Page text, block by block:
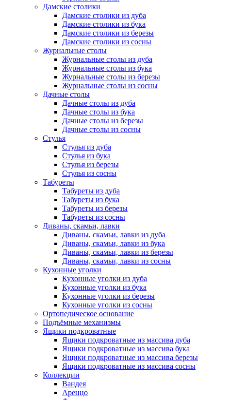
Дамские столики
Дамские столики из дуба
Дамские столики из бука
Дамские столики из березы
Дамские столики из сосны
Журнальные столы
Журнальные столы из дуба
Журнальные столы из бука
Журнальные столы из березы
Журнальные столы из сосны
Дачные столы
Дачные столы из дуба
Дачные столы из бука
Дачные столы из березы
Дачные столы из сосны
Стулья
Стулья из дуба
Стулья из бука
Стулья из березы
Стулья из сосны
Табуреты
Табуреты из дуба
Табуреты из бука
Табуреты из березы
Табуреты из сосны
Диваны, скамьи, лавки
Диваны, скамьи, лавки из дуба
Диваны, скамьи, лавки из бука
Диваны, скамьи, лавки из березы
Диваны, скамьи, лавки из сосны
Кухонные уголки
Кухонные уголки из дуба
Кухонные уголки из бука
Кухонные уголки из березы
Кухонные уголки из сосны
Ортопедическое основание
Подъёмные механизмы
Ящики подкроватные
Ящики подкроватные из массива дуба
Ящики подкроватные из массива бука
Ящики подкроватные из массива березы
Ящики подкроватные из массива сосны
Коллекции
Вандея
Ареццо